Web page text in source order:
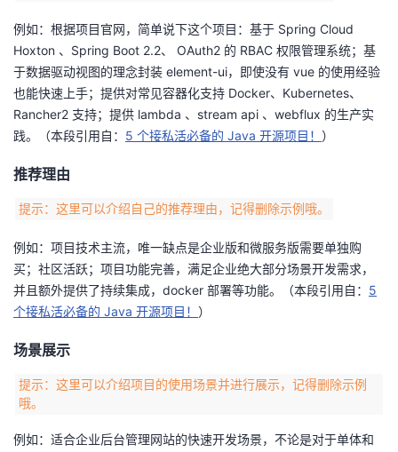
例如：根据项目官网，简单说下这个项目：基于 Spring Cloud
Hoxton 、Spring Boot 2.2、 OAuth2 的 RBAC 权限管理系统；基
于数据驱动视图的理念封装 element-ui，即使没有 vue 的使用经验
也能快速上手；提供对常见容器化支持 Docker、Kubernetes、
Rancher2 支持；提供 lambda 、stream api 、webflux 的生产实
践。（本段引用自： 5 个接私活必备的 Java 开源项目！ ）
推荐理由
提示：这里可以介绍自己的推荐理由，记得删除示例哦。
例如：项目技术主流，唯一缺点是企业版和微服务版需要单独购
买；社区活跃；项目功能完善，满足企业绝大部分场景开发需求，
并且额外提供了持续集成，docker 部署等功能。（本段引用自： 5
个接私活必备的 Java 开源项目！ ）
场景展示
提示：这里可以介绍项目的使用场景并进行展示，记得删除示例
哦。
例如：适合企业后台管理网站的快速开发场景，不论是对于单体和